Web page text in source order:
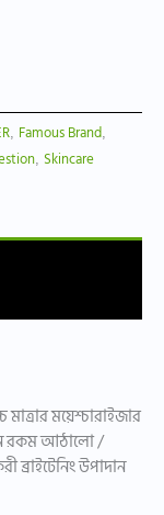
, Famous Brand,
, Skincare
ময়েশ্চারাইজার
রকম আঠালো /
ব্রাইটেনিং উপাদান